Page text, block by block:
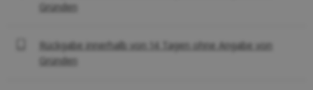
Gründen
Rückgabe innerhalb von 14 Tagen ohne Angabe von
Gründen